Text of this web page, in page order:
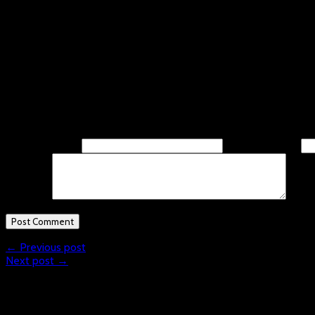
← Previous post
Next post →